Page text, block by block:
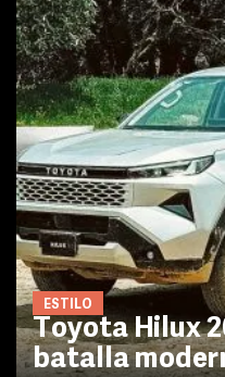
ESTILO
Toyota Hilux
batalla